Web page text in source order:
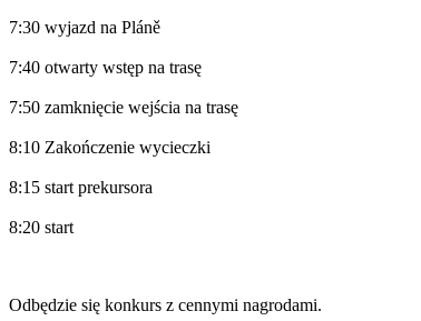
7:30 wyjazd na Pláně
7:40 otwarty wstęp na trasę
7:50 zamknięcie wejścia na trasę
8:10 Zakończenie wycieczki
8:15 start prekursora
8:20 start
Odbędzie się konkurs z cennymi nagrodami.